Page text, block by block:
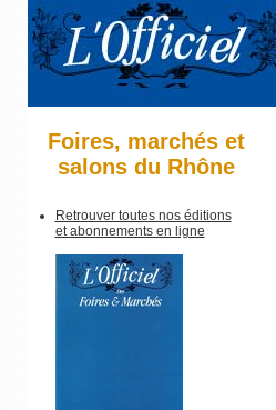
Foires, marchés et
salons du Rhône
Retrouver toutes nos éditions
et abonnements en ligne